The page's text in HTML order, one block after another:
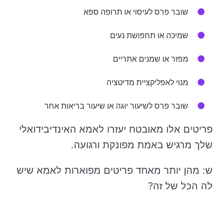
שובר פרס לעיסוי או תרופה ספא
שמיכה או תחפושת נעים
מפזר או שמנים אתריים
מנוי לאפליקציית מדיטציה
שובר פרס לשיעור יוגה או שיעור בריאות אחר
פריטים אלו מאובטח יעזרו לאמא האינדיבידואלי
שלך מרגיש באמת מפונקת ורגועה.
ש: מהן יותר מאחד פריטים מפוארות לאמא שיש
לה הכל של זה?